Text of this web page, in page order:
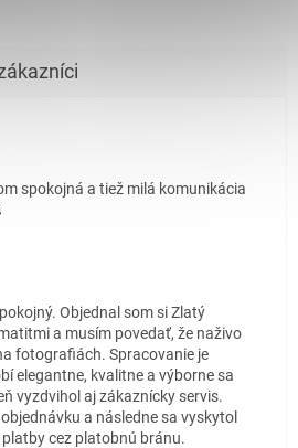
5 hviezdičiek.
spokojná a tiež milá komunikácia
5 hviezdičiek.
Objednal som si Zlatý
a musím povedať, že naživo
fotografiách. Spracovanie je
elegantne, kvalitne a výborne sa
vyzdvihol aj zákaznícky servis.
a následne sa vyskytol
cez platobnú bránu.